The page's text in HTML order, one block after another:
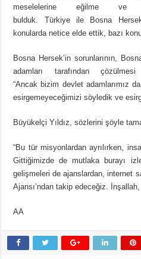
meselelerine eğilme ve
bulduk. Türkiye ile Bosna
konularda netice elde ettik, bazı
Bosna Hersek’in sorunlarının,
adamları tarafından
“Ancak bizim devlet adamlarımız
esirgemeyeceğimizi söyledik ve
Büyükelçi Yıldız, sözlerini şöyle
“Bu tür misyonlardan ayrılırken,
Gittiğimizde de mutlaka burayı
gelişmeleri de ajanslardan, internet
Ajansı’ndan takip edeceğiz. İnşallah,
AA